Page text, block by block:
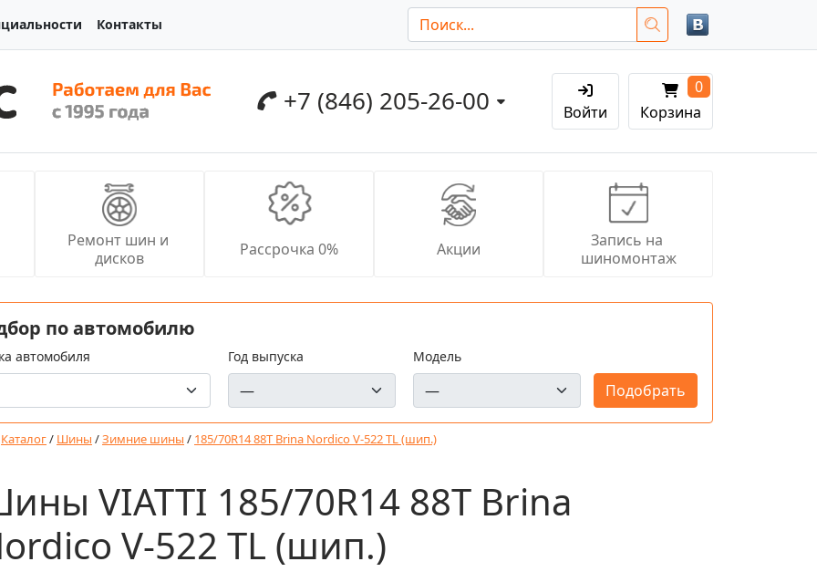
Контакты
+7 (846) 205-26-00 Войти Корзина
0
Ремонт шин и
дисков
Рассрочка 0% Акции
Запись на
шиномонтаж
по автомобилю
автомобиля Год выпуска Модель
Каталог/ Шины /Зимние шины / 185/70R14 88T Brina Nordico V-522 TL (шип.)
VIATTI 185/70R14 88T Brina
V-522 TL (шип.)